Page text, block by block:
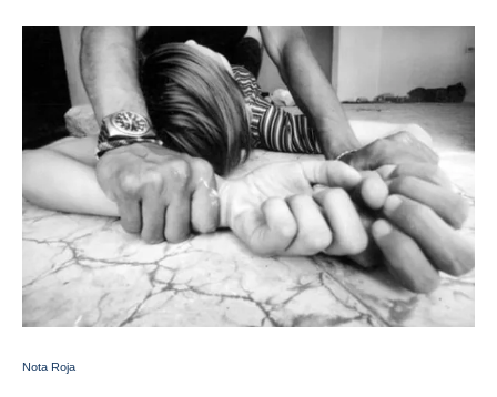
Nota Roja